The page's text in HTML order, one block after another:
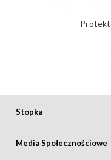
Stopka
Media Społecznościowe